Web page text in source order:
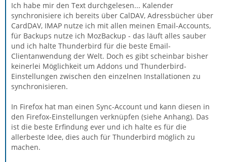
Ich habe mir den Text durchgelesen... Kalender
synchronisiere ich bereits über CalDAV, Adressbücher über
CardDAV, IMAP nutze ich mit allen meinen Email-Accounts,
für Backups nutze ich MozBackup - das läuft alles sauber
und ich halte Thunderbird für die beste Email-
Clientanwendung der Welt. Doch es gibt scheinbar bisher
keinerlei Möglichkeit um Addons und Thunderbird-
Einstellungen zwischen den einzelnen Installationen zu
synchronisieren.
In Firefox hat man einen Sync-Account und kann diesen in
den Firefox-Einstellungen verknüpfen (siehe Anhang). Das
ist die beste Erfindung ever und ich halte es für die
allerbeste Idee, dies auch für Thunderbird möglich zu
machen.